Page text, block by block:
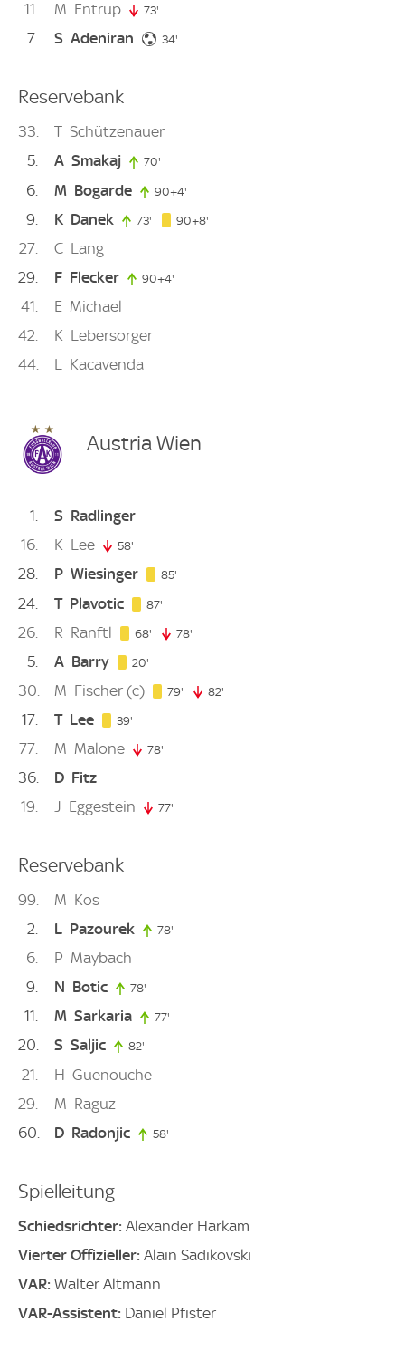
11 M Entrup 73'
7 S Adeniran 34'
Reservebank
33 T Schützenauer
5
A Smakaj 70'
6 M Bogarde 90+4'
9 K Danek 73' 73. minute
90+8'
27 C Lang
29
F Flecker 90+4'
41 E Michael
42
K Lebersorger
44
L Kacavenda
Austria Wien
1 S Radlinger
16
K Lee 58'
28 P Wiesinger 85'
24 T Plavotic 87'
26 R Ranftl 68' 68. minute
78'
5 A Barry 20'
30 M Fischer (c) 79' 79. minute
82'
17 T Lee 39'
77 M Malone 78'
36 D Fitz
19
J Eggestein 77'
Reservebank
99 M Kos
2
L Pazourek 78'
6 P Maybach
9
N Botic 78'
11 M Sarkaria 77'
20 S Saljic 82'
21 H Guenouche
29
M Raguz
60
D Radonjic 58'
Spielleitung
Schiedsrichter: Alexander Harkam
Vierter Offizieller: Alain Sadikovski
VAR: Walter Altmann
VAR-Assistent: Daniel Pfister